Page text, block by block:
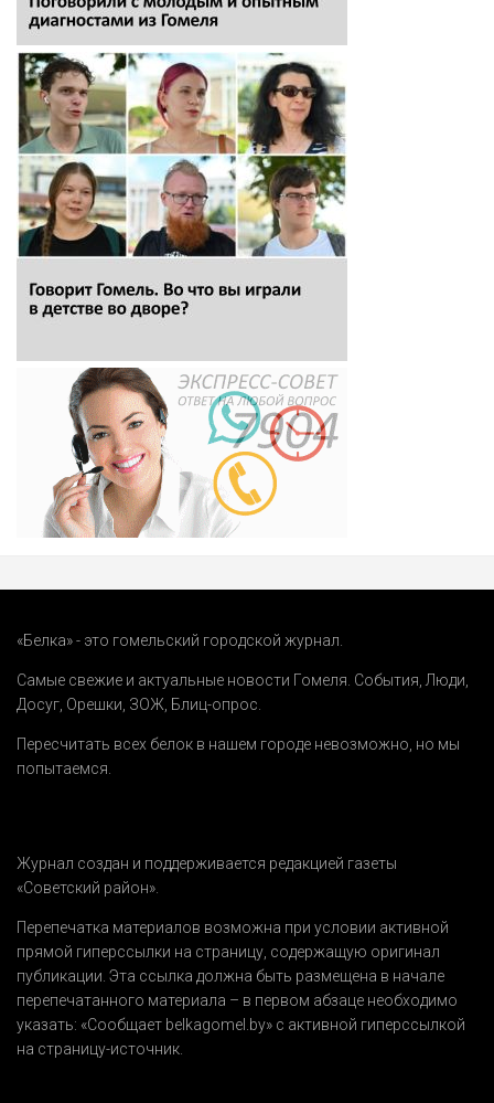
«Белка» - это гомельский городской журнал.
Самые свежие и актуальные новости Гомеля. События,Люди,
Досуг, Орешки, ЗОЖ, Блиц-опрос.
Пересчитать всех белок в нашем городе невозможно, но мы
попытаемся.
Журнал создан и поддерживается редакцией газеты
«Советский район».
Перепечатка материалов возможна при условии активной
прямой гиперссылки на страницу, содержащую оригинал
публикации. Эта ссылка должна быть размещена в начале
перепечатанного материала – в первом абзаце необходимо
указать: «Сообщает belkagomel.by» с активной гиперссылкой
на страницу-источник.